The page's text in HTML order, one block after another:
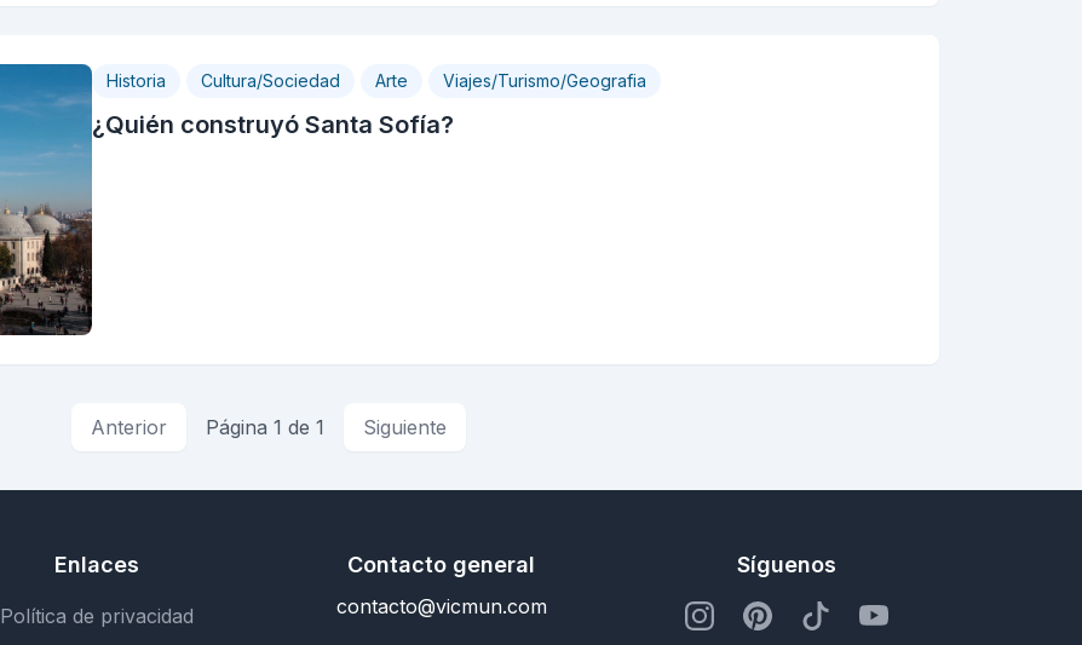
Historia Cultura/Sociedad Arte Viajes/Turismo/Geografia
¿Quién construyó Santa Sofía?
Anterior Página 1 de 1 Siguiente
Enlaces
Política de privacidad
Contacto general
contacto@vicmun.com
Síguenos